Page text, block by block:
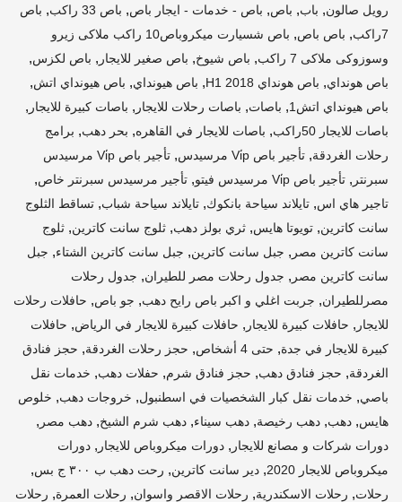
رويل صالون, باب, باص, باص - خدمات - ايجار باص, باص 33 راكب , باص
7راكب
, باص باص,
باص شسيارت ميكروباص10 راكب ملاكى زيرو
وسوزوكى ملاكى 7 راكب
, باص شيوخ, باص صغير للايجار , باص لكزس,
باص هونداي, باص هونداي H1 2018 , باص هيونداي, باص هيونداي اتش,
باص هيونداي اتش1 , باصات, باصات رحلات للايجار , باصات كبيرة للايجار ,
باصات للايجار 50راكب , باصات للايجار في القاهره, بحر دهب, برامج
رحلات الغردقة, تأجير باص Vi̇p مرسيدس ,
تأجير باص Vi̇p مرسيدس
سبرنتر , تأجير باص Vi̇p مرسيدس فيتو , تأجير مرسيدس سبرنتر خاص,
تاجير هاي اس, تايلاند سياحة بانكوك, تايلاند سياحة شباب, تساقط الثلوج
سانت كاترين, تويوتا هايس, ثري بولز دهب, ثلوج سانت كاترين, ثلوج
سانت كاترين مصر , جبل سانت كاترين, جبل سانت كاترين الشتاء, جبل
سانت كاترين مصر , جدول رحلات مصر للطيران, جدول رحلات
مصرللطيران, جربت اغلي و اكبر باص رايح دهب, جو باص, حافلات رحلات
للايجار , حافلات كبيرة للايجار , حافلات كبيرة للايجار في الرياض, حافلات
كبيرة للايجار في جدة, حتى 4 أشخاص , حجز رحلات الغردقة, حجز فنادق
الغردقة, حجز فنادق دهب, حجز فنادق شرم, حفلات دهب, خدمات نقل
باصي, خدمات نقل كبار الشخصيات في اسطنبول, خروجات دهب, خلوص
هايس, دهب, دهب رخيصة, دهب سيناء, دهب شرم الشيخ, دهب مصر ,
دورات شركات و مصانع للايجار , دورات ميكروباص للايجار , دورات
ميكروباص للايجار 2020
, دير سانت كاترين, رحت دهب ب ٣٠٠ ج بس ,
رحلات, رحلات الاسكندرية, رحلات الاقصر واسوان, رحلات العمرة, رحلات